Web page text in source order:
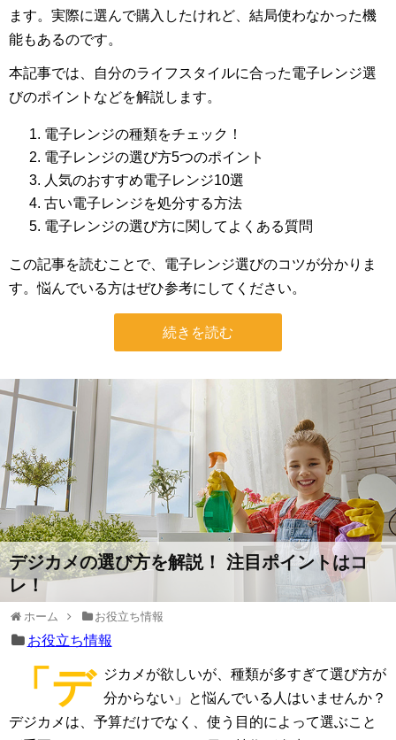
ます。実際に選んで購入したけれど、結局使わなかった機
能もあるのです。
本記事では、自分のライフスタイルに合った電子レンジ選
びのポイントなどを解説します。
電子レンジの種類をチェック！
電子レンジの選び方5つのポイント
人気のおすすめ電子レンジ10選
古い電子レンジを処分する方法
電子レンジの選び方に関してよくある質問
この記事を読むことで、電子レンジ選びのコツが分かりま
す。悩んでいる方はぜひ参考にしてください。
続きを読む
デジカメの選び方を解説！ 注目ポイントはコ
レ！
ホーム お役立ち情報
お役立ち情報
「デ
ジカメが欲しいが、種類が多すぎて選び方が
分からない」と悩んでいる人はいませんか？
デジカメは、予算だけでなく、使う目的によって選ぶこと